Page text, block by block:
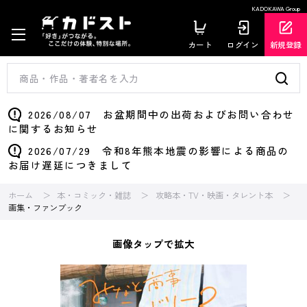
KADOKAWA Group
カート ログイン 新規登録
2026/08/07 お盆期間中の出荷およびお問い合わせ
に関するお知らせ
2026/07/29 令和8年熊本地震の影響による商品の
お届け遅延につきまして
ホーム 本・コミック・雑誌
攻略本・TV・映画・タレント本
画集・ファンブック
画像タップで拡大